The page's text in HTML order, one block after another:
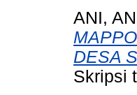
ANI,
DESA
Skripsi